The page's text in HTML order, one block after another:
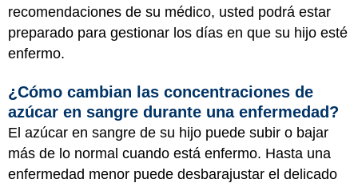
recomendaciones de su médico, usted podrá estar
preparado para gestionar los días en que su hijo esté
enfermo.
¿Cómo cambian las concentraciones de
azúcar en sangre durante una enfermedad?
El azúcar en sangre de su hijo puede subir o bajar
más de lo normal cuando está enfermo. Hasta una
enfermedad menor puede desbarajustar el delicado